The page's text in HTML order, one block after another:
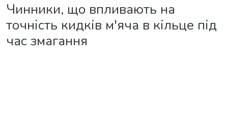
Чинники, що впливають на
точність кидків м'яча в кільце під
час змагання